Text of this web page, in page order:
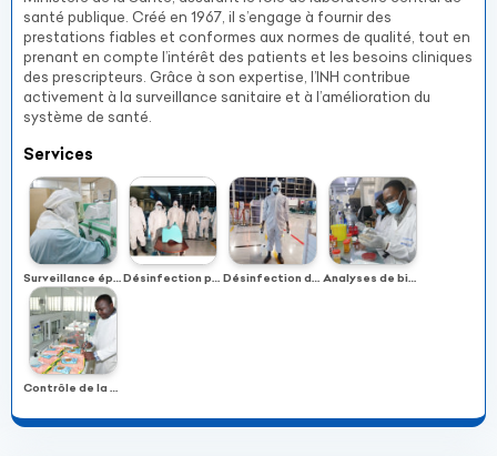
santé publique. Créé en 1967, il s’engage à fournir des
prestations fiables et conformes aux normes de qualité, tout en
prenant en compte l’intérêt des patients et les besoins cliniques
des prescripteurs. Grâce à son expertise, l’INH contribue
activement à la surveillance sanitaire et à l’amélioration du
système de santé.
Services
Surveillance épidémiologique Désinfection par brumisation Désinfection des locaux Analyses de biologie médicale
Contrôle de la qualité de l’eau et des aliments